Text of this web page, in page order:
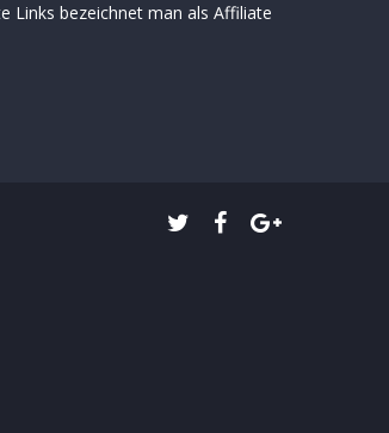
Links bezeichnet man als Affiliate